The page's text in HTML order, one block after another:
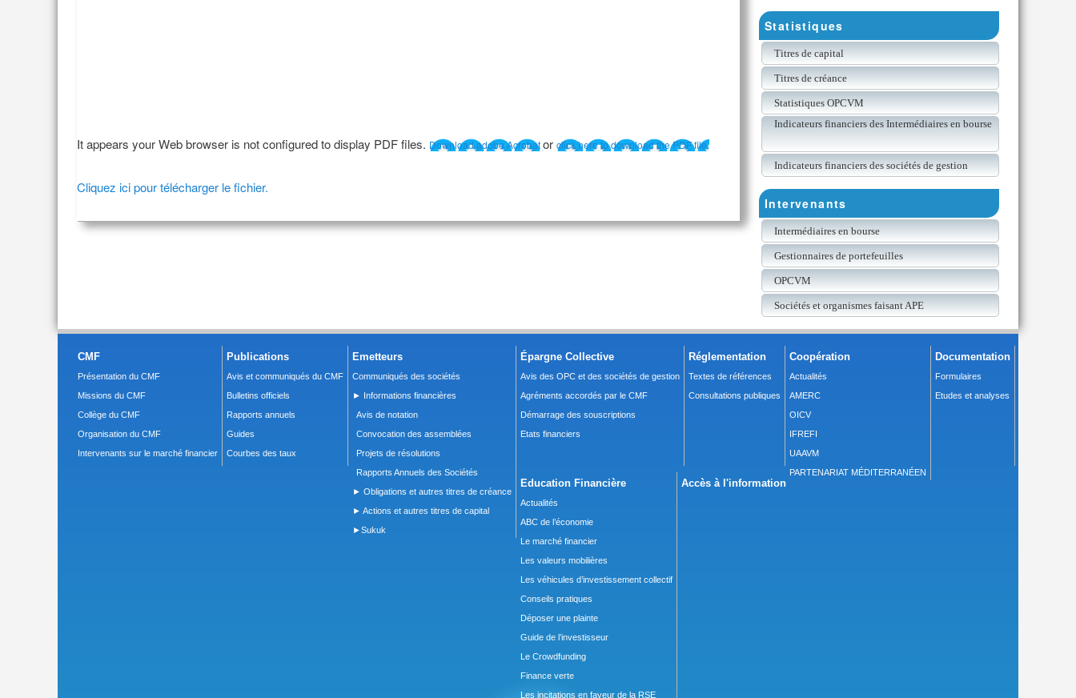
It appears your Web browser is not configured to display PDF files. Download adobe Acrobator click here to download the PDF file.
Cliquez ici pour télécharger le fichier.
Statistiques
Titres de capital
Titres de créance
Statistiques OPCVM
Indicateurs financiers des Intermédiaires en bourse
Indicateurs financiers des sociétés de gestion
Intervenants
Intermédiaires en bourse
Gestionnaires de portefeuilles
OPCVM
Sociétés et organismes faisant APE
CMF
Présentation du CMF
Missions du CMF
Collège du CMF
Organisation du CMF
Intervenants sur le marché financier
Publications
Avis et communiqués du CMF
Bulletins officiels
Rapports annuels
Guides
Courbes des taux
Emetteurs
Communiqués des sociétés
► Informations financières
Avis de notation
Convocation des assemblées
Projets de résolutions
Rapports Annuels des Sociétés
► Obligations et autres titres de créance
► Actions et autres titres de capital
►Sukuk
Épargne Collective
Avis des OPC et des sociétés de gestion
Agréments accordés par le CMF
Démarrage des souscriptions
Etats financiers
Réglementation
Textes de références
Consultations publiques
Coopération
Actualités
AMERC
OICV
IFREFI
UAAVM
PARTENARIAT MÉDITERRANÉEN
Documentation
Formulaires
Etudes et analyses
Education Financière
Actualités
ABC de l’économie
Le marché financier
Les valeurs mobilières
Les véhicules d’investissement collectif
Conseils pratiques
Déposer une plainte
Guide de l’investisseur
Le Crowdfunding
Finance verte
Les incitations en faveur de la RSE
Accès à l'information